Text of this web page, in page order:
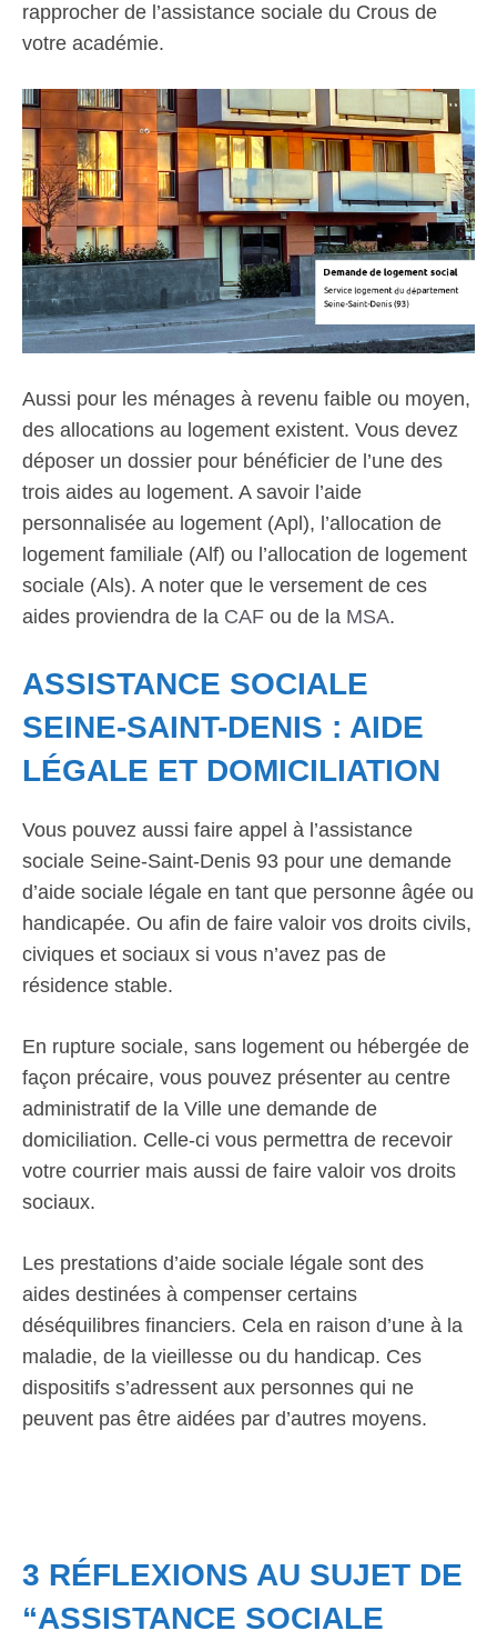
rapprocher de l’assistance sociale du Crous de
votre académie.
Aussi pour les ménages à revenu faible ou moyen,
des allocations au logement existent. Vous devez
déposer un dossier pour bénéficier de l’une des
trois aides au logement. A savoir l’aide
personnalisée au logement (Apl), l’allocation de
logement familiale (Alf) ou l’allocation de logement
sociale (Als). A noter que le versement de ces
aides proviendra de la CAF ou de la MSA.
ASSISTANCE SOCIALE
SEINE-SAINT-DENIS : AIDE
LÉGALE ET DOMICILIATION
Vous pouvez aussi faire appel à l’assistance
sociale Seine-Saint-Denis 93 pour une demande
d’aide sociale légale en tant que personne âgée ou
handicapée. Ou afin de faire valoir vos droits civils,
civiques et sociaux si vous n’avez pas de
résidence stable.
En rupture sociale, sans logement ou hébergée de
façon précaire, vous pouvez présenter au centre
administratif de la Ville une demande de
domiciliation. Celle-ci vous permettra de recevoir
votre courrier mais aussi de faire valoir vos droits
sociaux.
Les prestations d’aide sociale légale sont des
aides destinées à compenser certains
déséquilibres financiers. Cela en raison d’une à la
maladie, de la vieillesse ou du handicap. Ces
dispositifs s’adressent aux personnes qui ne
peuvent pas être aidées par d’autres moyens.
3 RÉFLEXIONS AU SUJET DE
“ASSISTANCE SOCIALE